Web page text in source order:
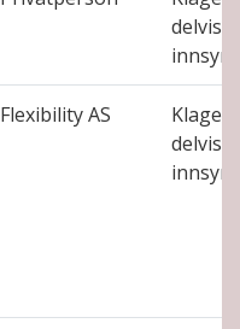
delvis
innsyn
Flexibility AS
Klage
delvis
innsyn